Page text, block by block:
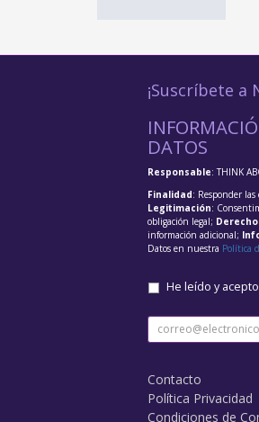
¡Suscríbete a
DATOS
Responsable: THINK
Finalidad: Responder
Legitimación:
obligación legal;
información adicional;
Datos en nuestra Política
He leído y
Contacto
Política Privacidad
Condiciones de